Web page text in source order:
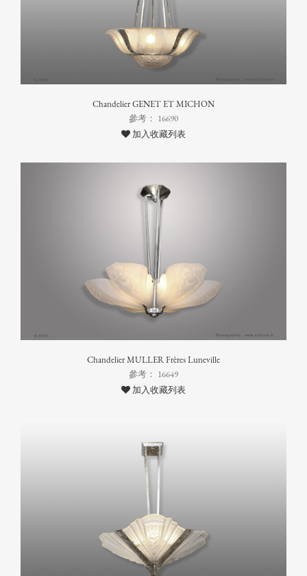
Chandelier GENET ET MICHON
參考： 16690
加入收藏列表
Chandelier MULLER Frères Luneville
參考： 16649
加入收藏列表